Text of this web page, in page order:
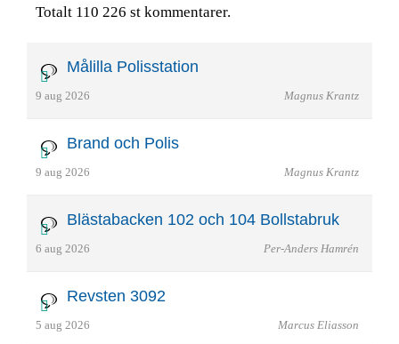
Totalt 110 226 st kommentarer.
Målilla Polisstation
9 aug 2026 Magnus Krantz
Brand och Polis
9 aug 2026 Magnus Krantz
Blästabacken 102 och 104 Bollstabruk
6 aug 2026 Per-Anders Hamrén
Revsten 3092
5 aug 2026 Marcus Eliasson